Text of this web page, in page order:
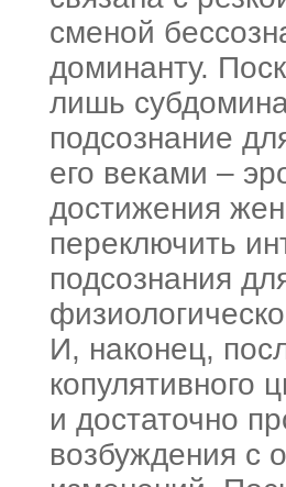
сменой
доминанту.
лишь
подсознание
его веками –
достижения
переключить
подсознания
И, наконец,
копулятивного
и достаточно
возбуждения с